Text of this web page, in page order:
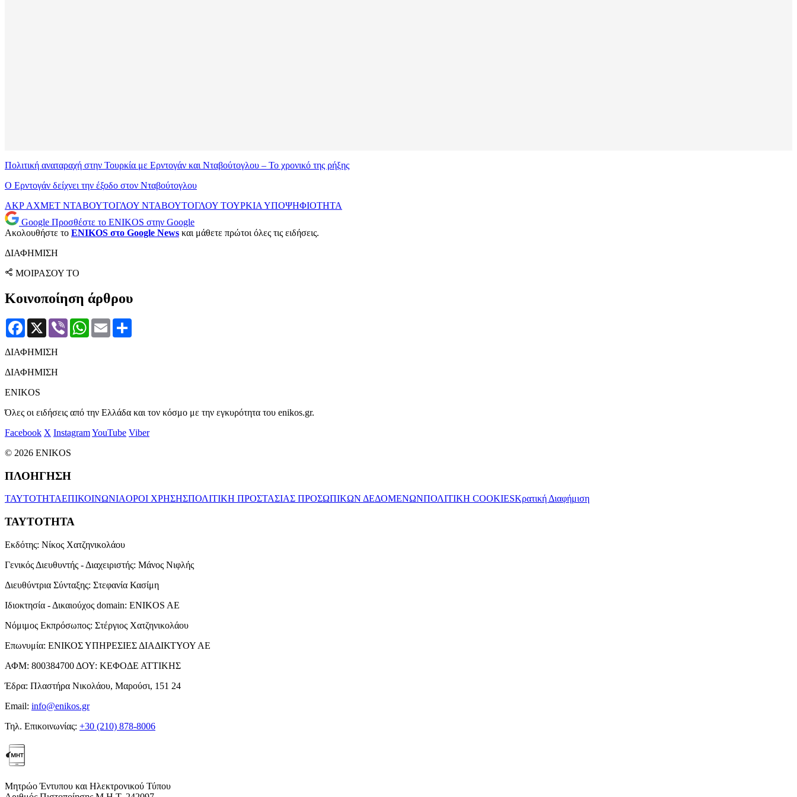
Πολιτική αναταραχή στην Τουρκία με Ερντογάν και Νταβούτογλου – Το χρονικό της ρήξης
Ο Ερντογάν δείχνει την έξοδο στον Νταβούτογλου
AKP ΑΧΜΕΤ ΝΤΑΒΟΥΤΟΓΛΟΥ ΝΤΑΒΟΥΤΟΓΛΟΥ ΤΟΥΡΚΙΑ ΥΠΟΨΗΦΙΟΤΗΤΑ
Google Προσθέστε το ENIKOS στην Google
Ακολουθήστε το ENIKOS στο Google News και μάθετε πρώτοι όλες τις ειδήσεις.
ΔΙΑΦΗΜΙΣΗ
ΜΟΙΡΑΣΟΥ ΤΟ
Κοινοποίηση άρθρου
Facebook
X Viber WhatsApp
Email
ΔΙΑΦΗΜΙΣΗ
ΔΙΑΦΗΜΙΣΗ
ENIKOS
Όλες οι ειδήσεις από την Ελλάδα και τον κόσμο με την εγκυρότητα του enikos.gr.
Facebook X InstagramYouTube Viber
© 2026 ENIKOS
ΠΛΟΗΓΗΣΗ
ΤΑΥΤΟΤΗΤΑΕΠΙΚΟΙΝΩΝΙΑΟΡΟΙ ΧΡΗΣΗΣΠΟΛΙΤΙΚΗ ΠΡΟΣΤΑΣΙΑΣ ΠΡΟΣΩΠΙΚΩΝ ΔΕΔΟΜΕΝΩΝΠΟΛΙΤΙΚΗ COOKIESΚρατική Διαφήμιση
ΤΑΥΤΟΤΗΤΑ
Εκδότης: Νίκος Χατζηνικολάου
Γενικός Διευθυντής - Διαχειριστής: Μάνος Νιφλής
Διευθύντρια Σύνταξης: Στεφανία Κασίμη
Ιδιοκτησία - Δικαιούχος domain: ENIKOS AE
Νόμιμος Εκπρόσωπος: Στέργιος Χατζηνικολάου
Επωνυμία: ΕΝΙΚΟΣ ΥΠΗΡΕΣΙΕΣ ΔΙΑΔΙΚΤΥΟΥ ΑΕ
ΑΦΜ: 800384700 ΔΟΥ: ΚΕΦΟΔΕ ΑΤΤΙΚΗΣ
Έδρα: Πλαστήρα Νικολάου, Μαρούσι, 151 24
Email: info@enikos.gr
Τηλ. Επικοινωνίας: +30 (210) 878-8006
Μητρώο Έντυπου και Ηλεκτρονικού Τύπου